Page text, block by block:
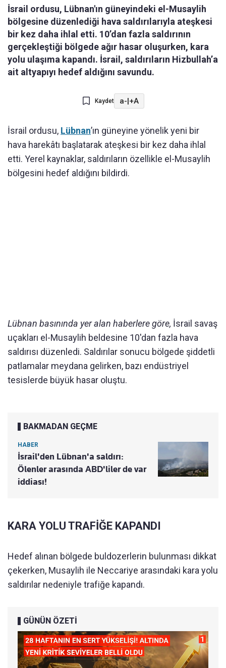
İsrail ordusu, Lübnan'ın güneyindeki el-Musaylih
bölgesine düzenlediği hava saldırılarıyla ateşkesi
bir kez daha ihlal etti. 10’dan fazla saldırının
gerçekleştiği bölgede ağır hasar oluşurken, kara
yolu ulaşıma kapandı. İsrail, saldırıların Hizbullah’a
ait altyapıyı hedef aldığını savundu.
Kaydet a-|+A
İsrail ordusu, Lübnan’ın güneyine yönelik yeni bir
hava harekâtı başlatarak ateşkesi bir kez daha ihlal
etti. Yerel kaynaklar, saldırıların özellikle el-Musaylih
bölgesini hedef aldığını bildirdi.
Lübnan basınında yer alan haberlere göre, İsrail savaş
uçakları el-Musaylih beldesine 10'dan fazla hava
saldırısı düzenledi. Saldırılar sonucu bölgede şiddetli
patlamalar meydana gelirken, bazı endüstriyel
tesislerde büyük hasar oluştu.
BAKMADAN GEÇME
HABER
İsrail'den Lübnan'a saldırı:
Ölenler arasında ABD'liler de var
iddiası!
KARA YOLU TRAFİĞE KAPANDI
Hedef alınan bölgede buldozerlerin bulunması dikkat
çekerken, Musaylih ile Neccariye arasındaki kara yolu
saldırılar nedeniyle trafiğe kapandı.
GÜNÜN ÖZETİ